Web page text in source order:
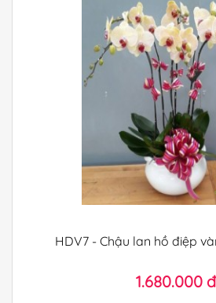
HDV7 - Chậu lan hồ điệp
1.680.000 đ